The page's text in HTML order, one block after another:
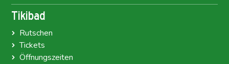
Tikibad
Rutschen
Tickets
Öffnungszeiten